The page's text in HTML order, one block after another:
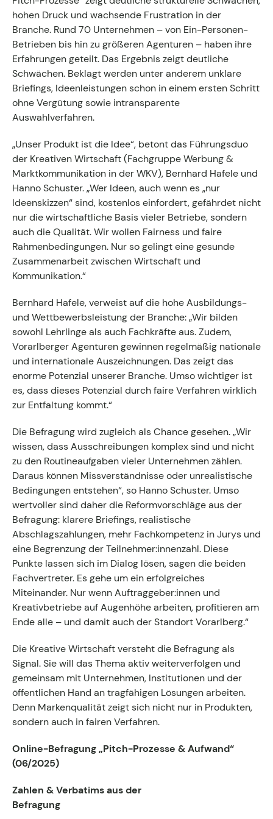
Kontakt zum Fachgruppenbüro der wkv
Aktuelles
Events
hohen Druck und wachsende Frustration in der
Branche. Rund 70 Unternehmen – von Ein-Personen-
Betrieben bis hin zu größeren Agenturen – haben ihre
Erfahrungen geteilt. Das Ergebnis zeigt deutliche
Schwächen. Beklagt werden unter anderem unklare
Briefings, Ideenleistungen schon in einem ersten Schritt
ohne Vergütung sowie intransparente
Auswahlverfahren.
„Unser Produkt ist die Idee“, betont das Führungsduo
der Kreativen Wirtschaft (Fachgruppe Werbung &
Marktkommunikation in der WKV), Bernhard Hafele und
Hanno Schuster. „Wer Ideen, auch wenn es „nur
Ideenskizzen“ sind, kostenlos einfordert, gefährdet nicht
nur die wirtschaftliche Basis vieler Betriebe, sondern
auch die Qualität. Wir wollen Fairness und faire
Rahmenbedingungen. Nur so gelingt eine gesunde
Zusammenarbeit zwischen Wirtschaft und
Kommunikation.“
Bernhard Hafele, verweist auf die hohe Ausbildungs-
und Wettbewerbsleistung der Branche: „Wir bilden
sowohl Lehrlinge als auch Fachkräfte aus. Zudem,
Vorarlberger Agenturen gewinnen regelmäßig nationale
und internationale Auszeichnungen. Das zeigt das
enorme Potenzial unserer Branche. Umso wichtiger ist
es, dass dieses Potenzial durch faire Verfahren wirklich
zur Entfaltung kommt.“
Die Befragung wird zugleich als Chance gesehen. „Wir
wissen, dass Ausschreibungen komplex sind und nicht
zu den Routineaufgaben vieler Unternehmen zählen.
Daraus können Missverständnisse oder unrealistische
Bedingungen entstehen“, so Hanno Schuster. Umso
wertvoller sind daher die Reformvorschläge aus der
Befragung: klarere Briefings, realistische
Abschlagszahlungen, mehr Fachkompetenz in Jurys und
eine Begrenzung der Teilnehmer:innenzahl. Diese
Punkte lassen sich im Dialog lösen, sagen die beiden
Fachvertreter. Es gehe um ein erfolgreiches
Miteinander. Nur wenn Auftraggeber:innen und
Kreativbetriebe auf Augenhöhe arbeiten, profitieren am
Ende alle – und damit auch der Standort Vorarlberg.“
Die Kreative Wirtschaft versteht die Befragung als
Signal. Sie will das Thema aktiv weiterverfolgen und
gemeinsam mit Unternehmen, Institutionen und der
öffentlichen Hand an tragfähigen Lösungen arbeiten.
Denn Markenqualität zeigt sich nicht nur in Produkten,
sondern auch in fairen Verfahren.
Online-Befragung „Pitch-Prozesse & Aufwand“
(06/2025)
Zahlen & Verbatims aus der
Befragung